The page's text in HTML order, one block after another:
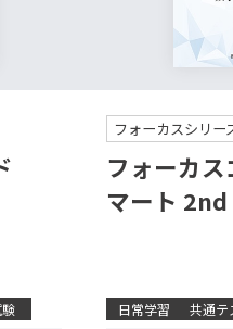
フォーカスシリー
フォーカ
マート
日常学習 共通テ